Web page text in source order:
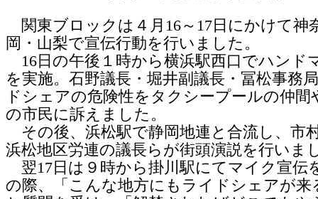
関東ブロックは４月16～17日にかけて神
岡・山梨で宣伝行動を行いました。
16日の午後１時から横浜駅西口でハンド
を実施。石野議長・堀井副議長・冨松事務
ドシェアの危険性をタクシープールの仲間
の市民に訴えました。
その後、浜松駅で静岡地連と合流し、市
浜松地区労連の議長らが街頭演説を行いま
翌17日は９時から掛川駅にてマイク宣伝
の際、「こんな地方にもライドシェアが来